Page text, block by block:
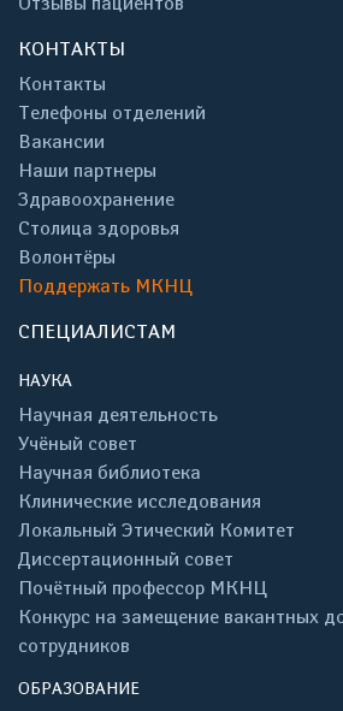
КОНТАКТЫ
Контакты
Телефоны отделений
Вакансии
Наши партнеры
Здравоохранение
Столица здоровья
Волонтёры
Поддержать МКНЦ
СПЕЦИАЛИСТАМ
НАУКА
Научная деятельность
Учёный совет
Научная библиотека
Клинические исследования
Локальный Этический Комитет
Диссертационный совет
Почётный профессор МКНЦ
Конкурс на замещение вакантных
сотрудников
ОБРАЗОВАНИЕ